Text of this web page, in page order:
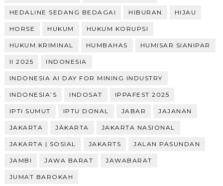
HEDALINE SEDANG BEDAGAI HIBURAN HIJAU
HORSE HUKUM HUKUM KORUPSI
HUKUM.KRIMINAL HUMBAHAS HUMISAR SIANIPAR
II 2025 INDONESIA
INDONESIA AI DAY FOR MINING INDUSTRY
INDONESIA’S INDOSAT IPPAFEST 2025
IPTI SUMUT IPTU DONAL JABAR JAJANAN
JAKARTA JÀKARTA JAKARTA NASIONAL
JAKARTA | SOSIAL JAKARTS JALAN PASUNDAN
JAMBI JAWA BARAT JAWABARAT
JUMAT BAROKAH